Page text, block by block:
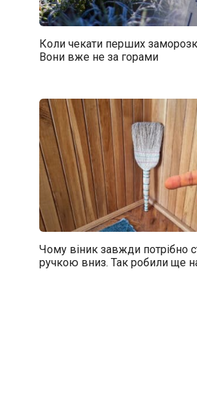
Коли чекати перших
Вони вже не за горами
Чому віник завжди потрібно
ручкою вниз. Так робили ще